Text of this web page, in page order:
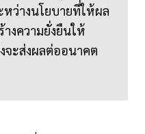
หว่างนโยบายที่ให้ผล
งความยั่งยืนให้
จะส่งผลต่ออนาคต